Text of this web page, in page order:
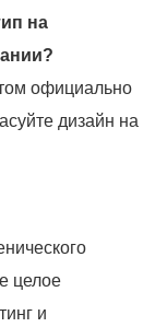
на
официально
дизайн на
целое
и